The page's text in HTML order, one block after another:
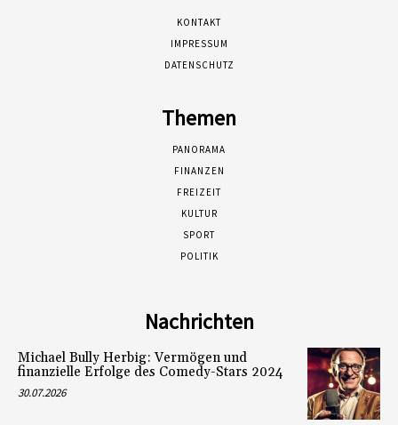
KONTAKT
IMPRESSUM
DATENSCHUTZ
Themen
PANORAMA
FINANZEN
FREIZEIT
KULTUR
SPORT
POLITIK
Nachrichten
Michael Bully Herbig: Vermögen und
finanzielle Erfolge des Comedy-Stars 2024
30.07.2026